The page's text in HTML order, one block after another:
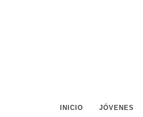
INICIO JÓVENES